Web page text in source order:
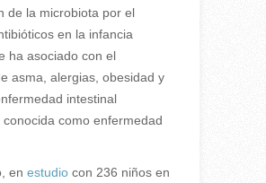
de la microbiota por el
en la infancia
ha asociado con el
asma, alergias, obesidad y
intestinal
conocida como enfermedad
en estudiocon 236 niños en